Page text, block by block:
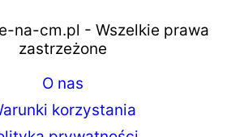
na-cm.pl - Wszelkie prawa
zastrzeżone
O nas
korzystania